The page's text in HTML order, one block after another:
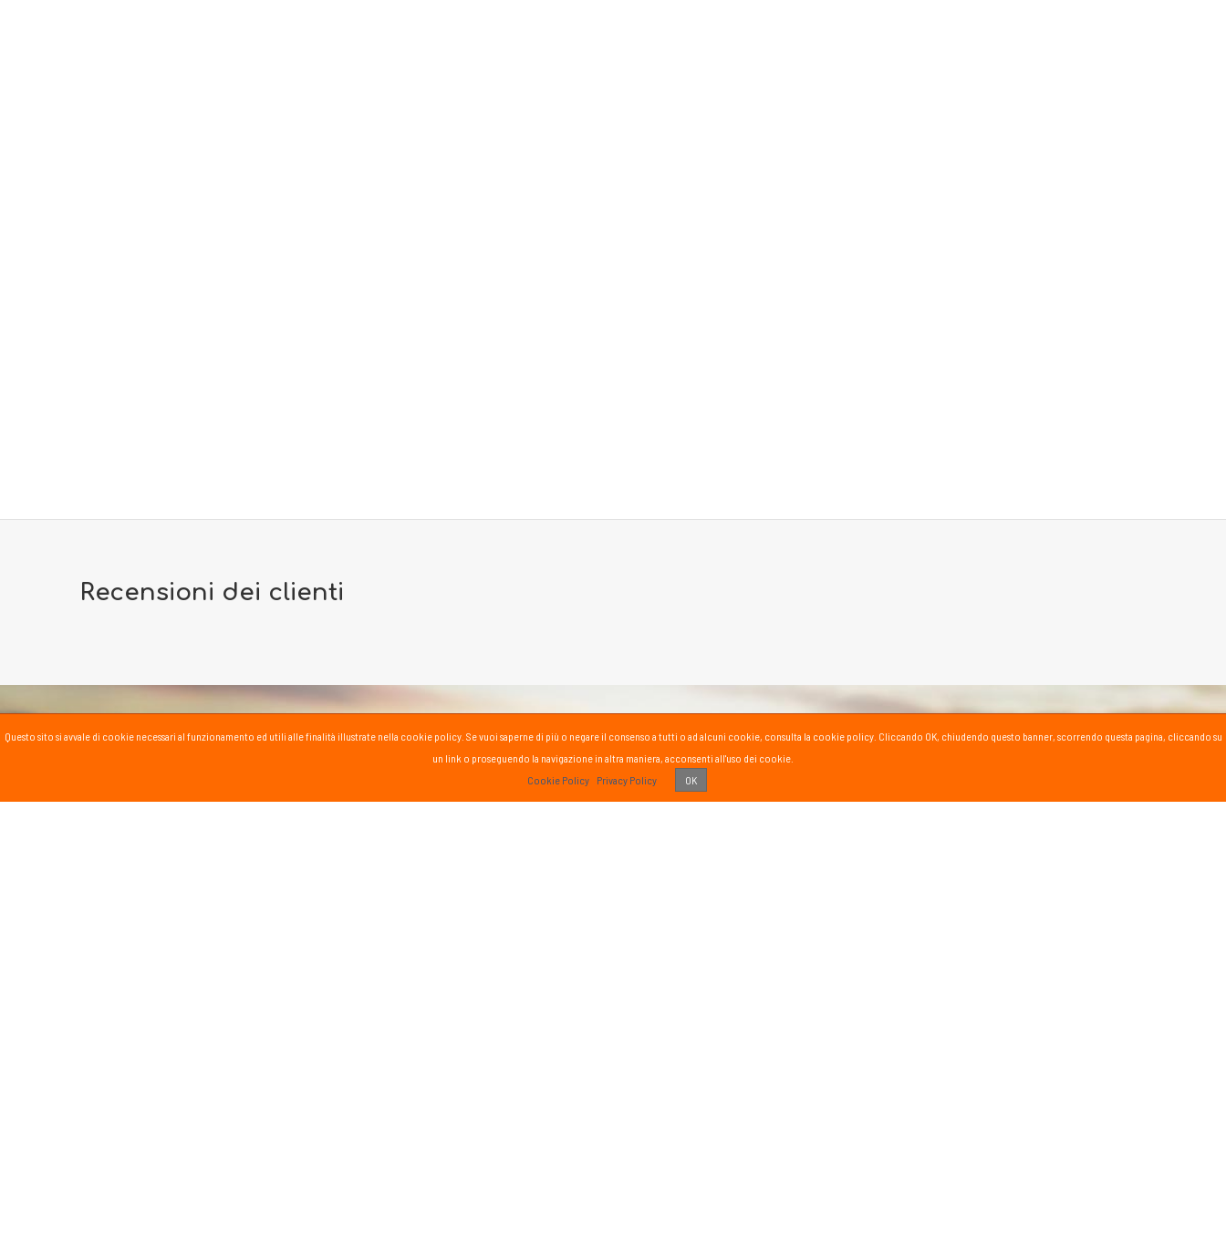
Recensioni dei clienti
PASSSPORT SU YOUTUBE
Questo sito si avvale di cookie necessari al funzionamento ed utili alle finalità illustrate nella cookie policy. Se vuoi saperne di più o negare il consenso a tutti o ad alcuni cookie, consulta la cookie policy. Cliccando OK, chiudendo questo banner, scorrendo questa pagina, cliccando su
un link o proseguendo la navigazione in altra maniera, acconsenti all'uso dei cookie.
Cookie Policy
Privacy Policy OK